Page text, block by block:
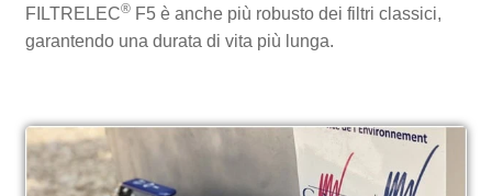
FILTRELEC® F5 è anche più robusto dei filtri classici,
garantendo una durata di vita più lunga.